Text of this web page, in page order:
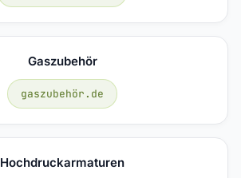
Gaszubehör
gaszubehör.de
Hochdruckarmaturen